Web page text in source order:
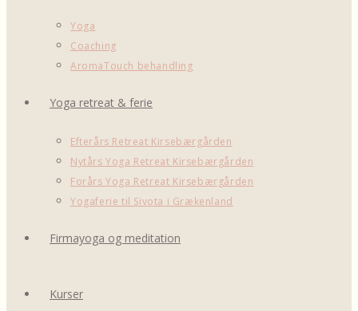
Yoga
Coaching
AromaTouch behandling
Yoga retreat & ferie
Efterårs Retreat Kirsebærgården
Nytårs Yoga Retreat Kirsebærgården
Forårs Yoga Retreat Kirsebærgården
Yogaferie til Sivota i Grækenland
Firmayoga og meditation
Kurser